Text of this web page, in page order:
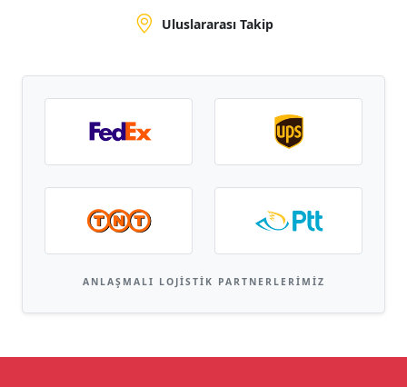
Uluslararası Takip
ANLAŞMALI LOJISTIK PARTNERLERIMIZ